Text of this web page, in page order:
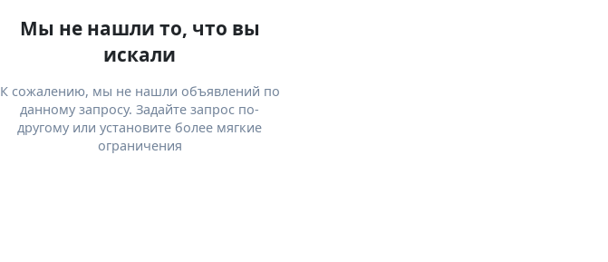
Мы не нашли то, что вы
искали
К сожалению, мы не нашли объявлений по
данному запросу. Задайте запрос по-
другому или установите более мягкие
ограничения